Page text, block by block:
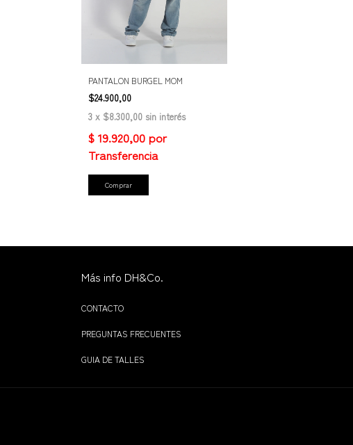
PANTALON BURGEL MOM
$24.900,00
3 x $8.300,00 sin interés
Comprar
Más info DH&Co.
CONTACTO
PREGUNTAS FRECUENTES
GUIA DE TALLES